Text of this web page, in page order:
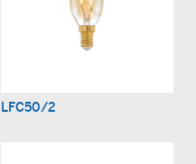
LFC50/2